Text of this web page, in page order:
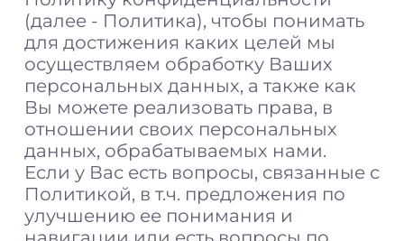
(далее - Политика), чтобы понимать
для достижения каких целей мы
осуществляем обработку Ваших
персональных данных, а также как
Вы можете реализовать права, в
отношении своих персональных
данных, обрабатываемых нами.
Если у Вас есть вопросы, связанные с
Политикой, в т.ч. предложения по
улучшению ее понимания и